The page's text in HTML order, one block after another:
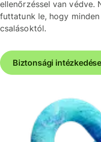
ellenőrzéssel van védve.
futtatunk le, hogy
csalásoktól.
Biztonsági